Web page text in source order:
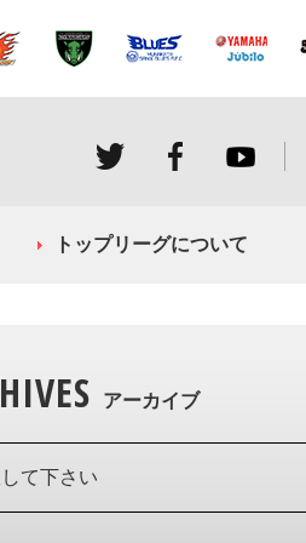
トップリーグについて
アーカイブ
て下さい